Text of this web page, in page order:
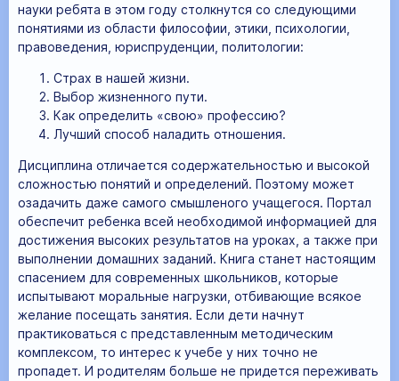
науки ребята в этом году столкнутся со следующими
понятиями из области философии, этики, психологии,
правоведения, юриспруденции, политологии:
Страх в нашей жизни.
Выбор жизненного пути.
Как определить «свою» профессию?
Лучший способ наладить отношения.
Дисциплина отличается содержательностью и высокой
сложностью понятий и определений. Поэтому может
озадачить даже самого смышленого учащегося. Портал
обеспечит ребенка всей необходимой информацией для
достижения высоких результатов на уроках, а также при
выполнении домашних заданий. Книга станет настоящим
спасением для современных школьников, которые
испытывают моральные нагрузки, отбивающие всякое
желание посещать занятия. Если дети начнут
практиковаться с представленным методическим
комплексом, то интерес к учебе у них точно не
пропадет. И родителям больше не придется переживать